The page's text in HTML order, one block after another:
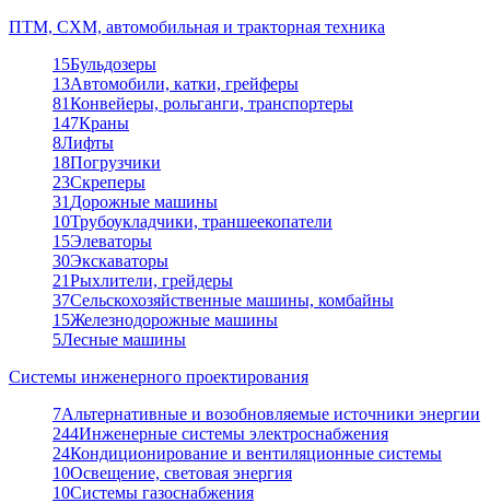
ПТМ, СХМ, автомобильная и тракторная техника
15Бульдозеры
13Автомобили, катки, грейферы
81Конвейеры, рольганги, транспортеры
147Краны
8Лифты
18Погрузчики
23Скреперы
31 Дорожные машины
10Трубоукладчики, траншеекопатели
15Элеваторы
30Экскаваторы
21Рыхлители, грейдеры
37Сельскохозяйственные машины, комбайны
15Железнодорожные машины
5Лесные машины
Системы инженерного проектирования
7Альтернативные и возобновляемые источники энергии
244Инженерные системы электроснабжения
24Кондиционирование и вентиляционные системы
10Освещение, световая энергия
10Системы газоснабжения